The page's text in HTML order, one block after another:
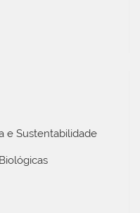
e Sustentabilidade